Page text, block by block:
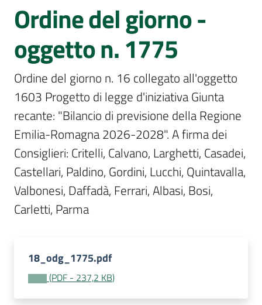
Per
i
media
Per
i
cittadini
Ordine del giorno -
oggetto n. 1775
Ordine del giorno n. 16 collegato all'oggetto
1603 Progetto di legge d'iniziativa Giunta
recante: "Bilancio di previsione della Regione
Emilia-Romagna 2026-2028". A firma dei
Consiglieri: Critelli, Calvano, Larghetti, Casadei,
Castellari, Paldino, Gordini, Lucchi, Quintavalla,
Valbonesi, Daffadà, Ferrari, Albasi, Bosi,
Carletti, Parma
18_odg_1775.pdf
(PDF - 237,2 KB)